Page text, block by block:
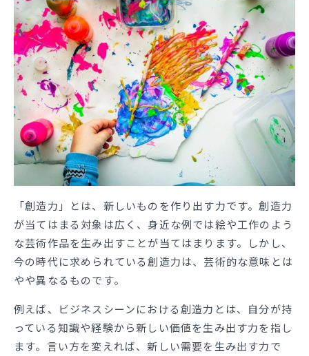
「創造力」とは、新しいものを作り出す力です。創造力
が当てはまる対象は広く、身近な例では絵や工作のよう
な芸術作品を生み出すことが当てはまります。しかし、
今の時代に求められている創造力は、芸術的な意味とは
やや異なるものです。
例えば、ビジネスシーンにおける創造力とは、自分が持
っている知識や経験から新しい価値を生み出す力を指し
ます。言い方を変えれば、新しい需要を生み出す力で